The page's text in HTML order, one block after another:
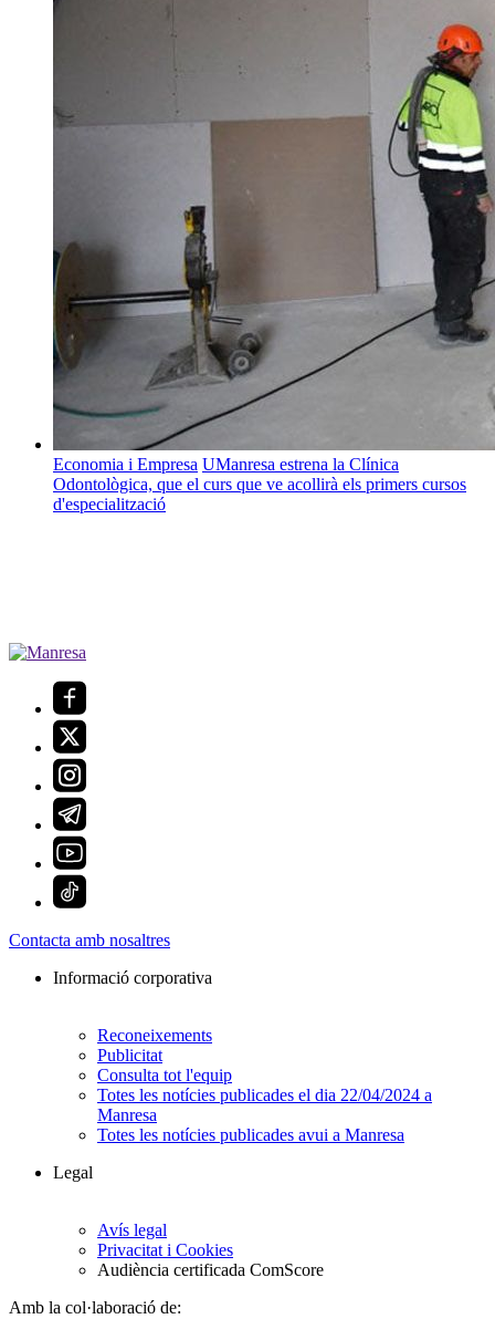
Economia i Empresa UManresa estrena la Clínica
Odontològica, que el curs que ve acollirà els primers cursos
d'especialització
Contacta amb nosaltres
Informació corporativa
Reconeixements
Publicitat
Consulta tot l'equip
Totes les notícies publicades el dia 22/04/2024 a
Manresa
Totes les notícies publicades avui a Manresa
Legal
Avís legal
Privacitat i Cookies
Audiència certificada ComScore
Amb la col·laboració de: